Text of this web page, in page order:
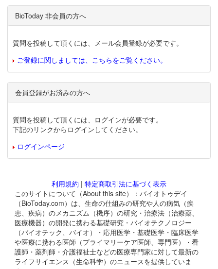
BioToday 非会員の方へ
質問を投稿して頂くには、メール会員登録が必要です。
ご登録に関しましては、こちらをご覧ください。
会員登録がお済みの方へ
質問を投稿して頂くには、ログインが必要です。
下記のリンクからログインしてください。
ログインページ
利用規約 | 特定商取引法に基づく表示
このサイトについて（About this site）：バイオトゥデイ
（BioToday.com）は、生命の仕組みの研究や人の病気（疾
患、疾病）のメカニズム（機序）の研究・治療法（治療薬、
医療機器）の開発に携わる基礎研究・バイオテクノロジー
（バイオテック、バイオ）・応用医学・基礎医学・臨床医学
や医療に携わる医師（プライマリーケア医師、専門医）・看
護師・薬剤師・介護福祉士などの医療専門家に対して最新の
ライフサイエンス（生命科学）のニュースを提供していま